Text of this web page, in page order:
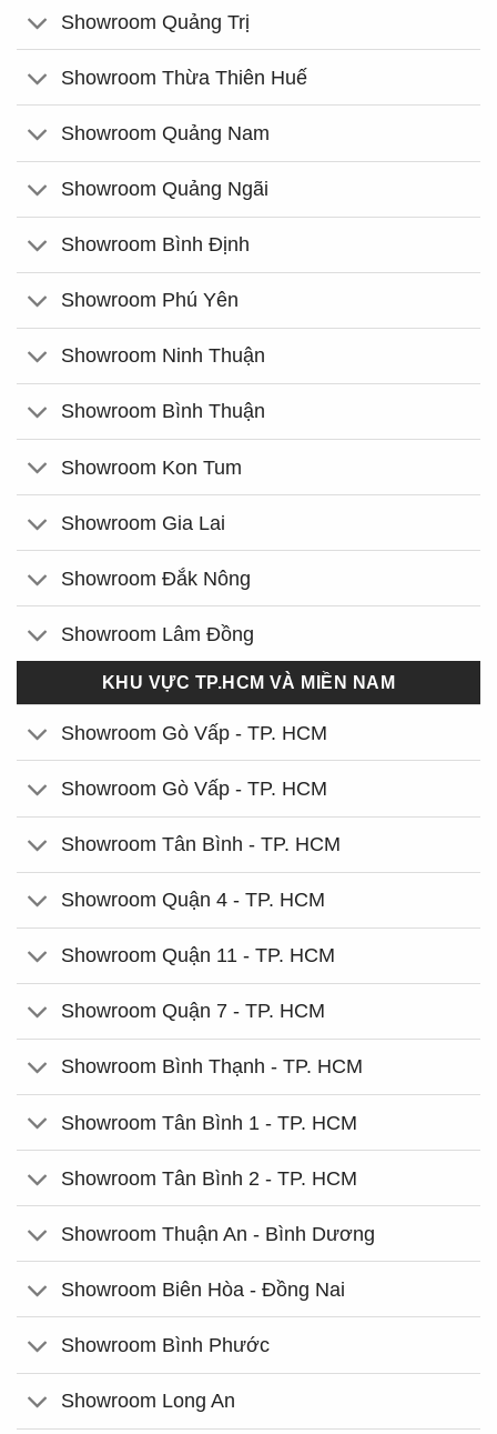
Showroom Quảng Trị
Showroom Thừa Thiên Huế
Showroom Quảng Nam
Showroom Quảng Ngãi
Showroom Bình Định
Showroom Phú Yên
Showroom Ninh Thuận
Showroom Bình Thuận
Showroom Kon Tum
Showroom Gia Lai
Showroom Đắk Nông
Showroom Lâm Đồng
KHU VỰC TP.HCM VÀ MIỀN NAM
Showroom Gò Vấp - TP. HCM
Showroom Gò Vấp - TP. HCM
Showroom Tân Bình - TP. HCM
Showroom Quận 4 - TP. HCM
Showroom Quận 11 - TP. HCM
Showroom Quận 7 - TP. HCM
Showroom Bình Thạnh - TP. HCM
Showroom Tân Bình 1 - TP. HCM
Showroom Tân Bình 2 - TP. HCM
Showroom Thuận An - Bình Dương
Showroom Biên Hòa - Đồng Nai
Showroom Bình Phước
Showroom Long An